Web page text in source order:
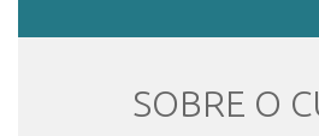
DOCENTESSOBRE O